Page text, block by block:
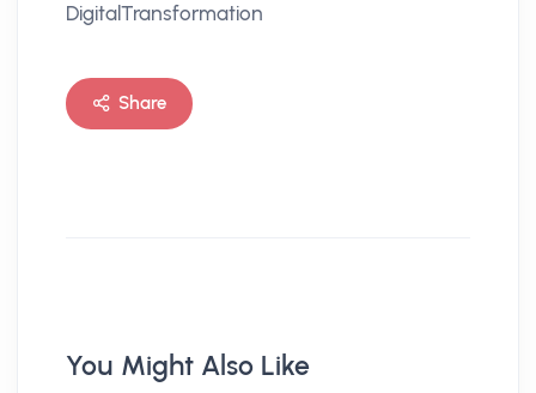
DigitalTransformation
Share
You Might Also Like